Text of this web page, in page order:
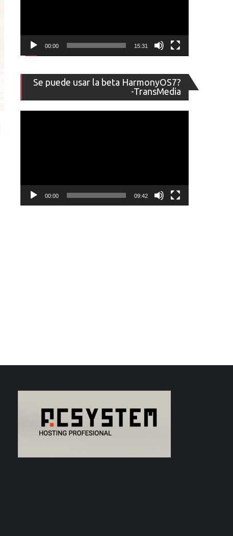
00:00 15:31
Se puede usar la beta HarmonyOS7?
-TransMedia
de
vídeo
00:00 09:42